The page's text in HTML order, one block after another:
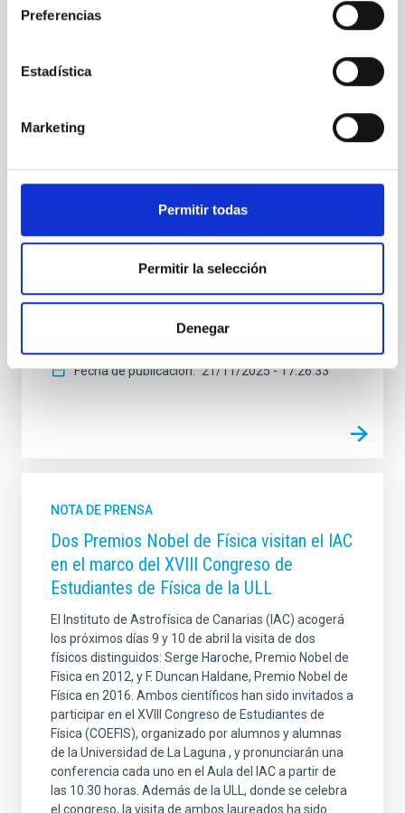
Preferencias
Estadística
Marketing
Permitir todas
Permitir la selección
Denegar
FOTONOTICIA
Honoris Causa al astrofísico John
El astrofísico John Etienne Beckman, Profesor de
Investigación Emérito del Instituto de Astrofísica de
Causa por la Universidad de Almería (UAL) en un
solemne acto celebrado en el Auditorio universitario.
Acompañado por su padrino, el profesor José
Antonio Sánchez Pérez, Beckman recibió de manos
doctorales —el birrete, el anillo, el libro de la ciencia y
los guantes blancos— que simbolizan su
astrofísica moderna Doctorado en la
Fecha de publicación 21/11/2025 - 17:26:33
NOTA DE PRENSA
Dos Premios Nobel de Física visitan el IAC
en el marco del XVIII Congreso de
Estudiantes de Física de la ULL
El Instituto de Astrofísica de Canarias (IAC) acogerá
los próximos días 9 y 10 de abril la visita de dos
físicos distinguidos: Serge Haroche, Premio Nobel de
Física en 2012, y F. Duncan Haldane, Premio Nobel de
Física en 2016. Ambos científicos han sido invitados a
participar en el XVIII Congreso de Estudiantes de
Física (COEFIS), organizado por alumnos y alumnas
de la Universidad de La Laguna , y pronunciarán una
conferencia cada uno en el Aula del IAC a partir de
las 10.30 horas. Además de la ULL, donde se celebra
el congreso, la visita de ambos laureados ha sido